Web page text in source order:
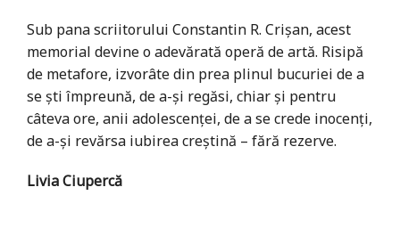
Sub pana scriitorului Constantin R. Crişan, acest
me­morial devine o adevărată operă de artă. Risipă
de metafore, izvorâte din prea plinul bucuriei de a
se şti împreună, de a-şi regăsi, chiar şi pentru
câteva ore, anii adolescenţei, de a se crede inocenţi,
de a-şi revărsa iubirea creştină – fără rezerve.
Livia Ciupercă